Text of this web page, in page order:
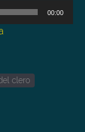
00:00
clero